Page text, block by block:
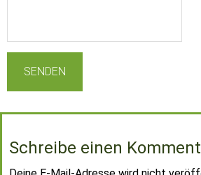
Schreibe einen